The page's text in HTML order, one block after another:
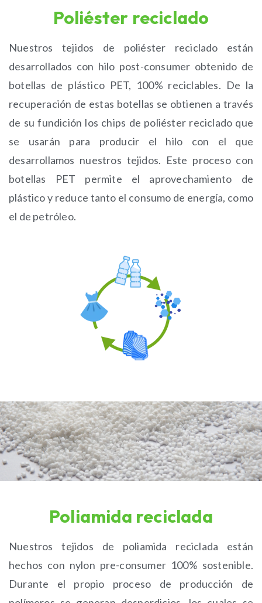
Poliéster reciclado
Nuestros tejidos de poliéster reciclado están
desarrollados con hilo post-consumer obtenido de
botellas de plástico PET, 100% reciclables. De la
recuperación de estas botellas se obtienen a través
de su fundición los chips de poliéster reciclado que
se usarán para producir el hilo con el que
desarrollamos nuestros tejidos. Este proceso con
botellas PET permite el aprovechamiento de
plástico y reduce tanto el consumo de energía, como
el de petróleo.
Poliamida reciclada
Nuestros tejidos de poliamida reciclada están
hechos con nylon pre-consumer 100% sostenible.
Durante el propio proceso de producción de